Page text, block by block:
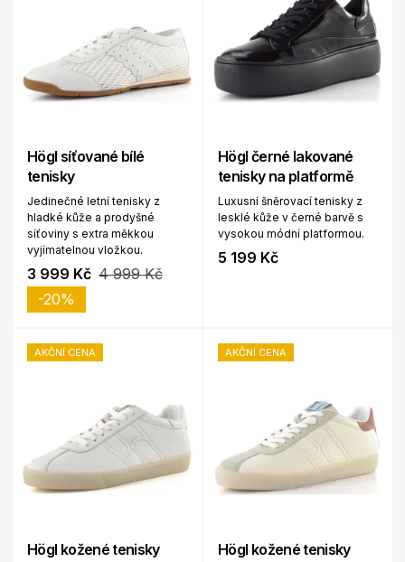
Högl síťované bílé
tenisky
Jedinečné letní tenisky z
hladké kůže a prodyšné
síťoviny s extra měkkou
vyjímatelnou vložkou.
3 999 Kč 4 999 Kč
-20%
Högl černé lakované
tenisky na platformě
Luxusní šněrovací tenisky z
lesklé kůže v černé barvě s
vysokou módní platformou.
5 199 Kč
AKČNÍ CENA
Högl kožené tenisky
AKČNÍ CENA
Högl kožené tenisky